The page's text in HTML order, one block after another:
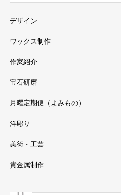
デザイン
ワックス制作
作家紹介
宝石研磨
月曜定期便（よみもの）
洋彫り
美術・工芸
貴金属制作